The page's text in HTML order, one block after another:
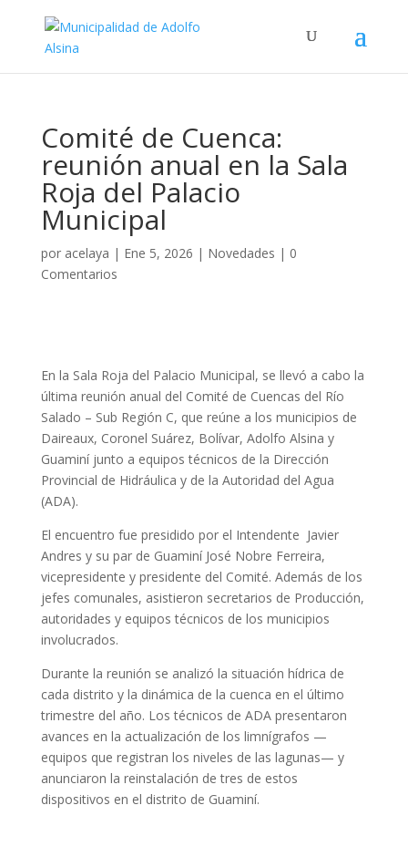
Comité de Cuenca:
reunión anual en la Sala
Roja del Palacio
Municipal
por acelaya | Ene 5, 2026 | Novedades | 0
Comentarios
En la Sala Roja del Palacio Municipal, se llevó a cabo la
última reunión anual del Comité de Cuencas del Río
Salado – Sub Región C, que reúne a los municipios de
Daireaux, Coronel Suárez, Bolívar, Adolfo Alsina y
Guaminí junto a equipos técnicos de la Dirección
Provincial de Hidráulica y de la Autoridad del Agua
(ADA).
El encuentro fue presidido por el Intendente Javier
Andres y su par de Guaminí José Nobre Ferreira,
vicepresidente y presidente del Comité. Además de los
jefes comunales, asistieron secretarios de Producción,
autoridades y equipos técnicos de los municipios
involucrados.
Durante la reunión se analizó la situación hídrica de
cada distrito y la dinámica de la cuenca en el último
trimestre del año. Los técnicos de ADA presentaron
avances en la actualización de los limnígrafos —
equipos que registran los niveles de las lagunas— y
anunciaron la reinstalación de tres de estos
dispositivos en el distrito de Guaminí.